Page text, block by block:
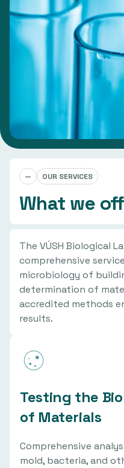
— OUR SERVICES
What we
The VÚSH Biological
comprehensive
microbiology of
determination of
accredited methods
results.
Testing the
of Materials
Comprehensive
mold, bacteria, and